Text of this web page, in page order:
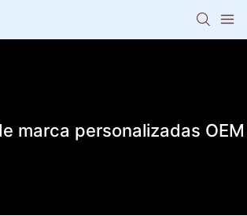
marca personalizadas OEM